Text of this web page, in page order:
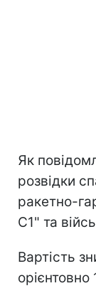
Як
розвідки
ракетно-
С1" та
Вартість